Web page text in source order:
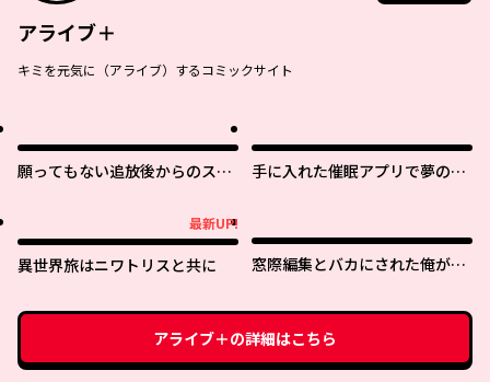
アライブ＋
キミを元気に（アライブ）するコミックサイト
願ってもない追放後からのスロ
り行きで美少女ギャルの師匠に
なったらなぜかめちゃくちゃ懐
かれた〜
手に入れた催眠アプリで夢のハ
最新UP!
異世界旅はニワトリスと共に
窓際編集とバカにされた俺が、
た
アライブ＋の詳細はこちら